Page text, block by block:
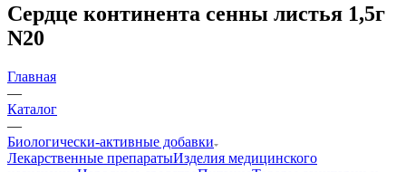
Сердце континента сенны листья 1,5г
N20
Главная
—
Каталог
—
Биологически-активные добавки
Лекарственные препаратыИзделия медицинского